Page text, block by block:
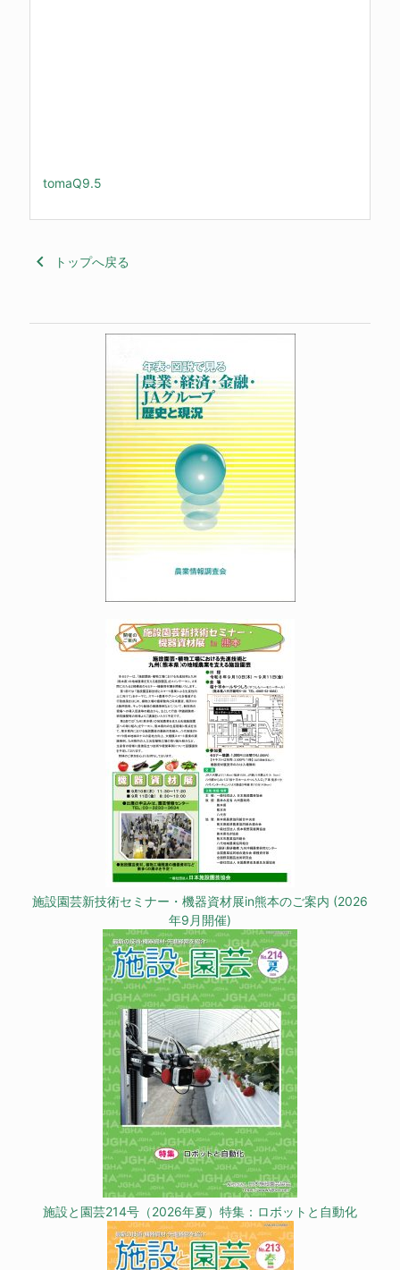
tomaQ9.5
keyboard_arrow_left トップへ戻る
施設園芸新技術セミナー・機器資材展in熊本のご案内 (2026
年9月開催)
施設と園芸214号（2026年夏）特集：ロボットと自動化